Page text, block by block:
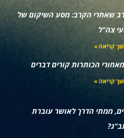
שאחרי הקרב: מסע השיקום של
צה"ל
קריאה »
הכותרות קורים דברים
קריאה »
ממתי הדרך לאושר עוברת